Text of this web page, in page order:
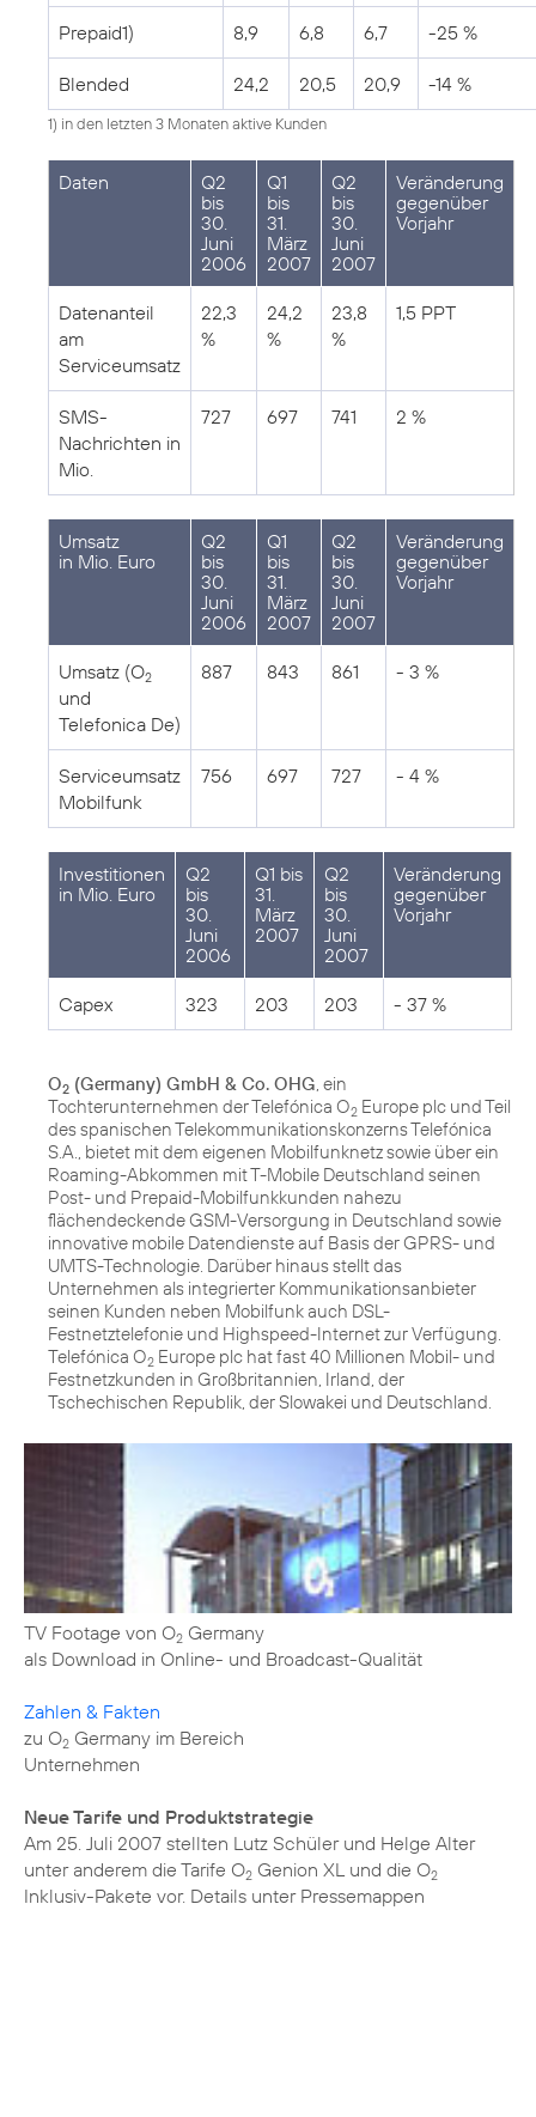
Prepaid1) 8,9 6,8 6,7 -25 %
Blended 24,2 20,5 20,9 -14 %
1) in den letzten 3 Monaten aktive Kunden
Daten
Q2
bis
30.
Juni
2006
Q1
bis
31.
März
2007
Q2
bis
30.
Juni
2007
Veränderung
gegenüber
Vorjahr
Datenanteil
am
Serviceumsatz
22,3
%
24,2
%
23,8
%
1,5 PPT
SMS-
Nachrichten in
Mio.
727 697 741 2 %
Umsatz
in Mio. Euro
Q2
bis
30.
Juni
2006
Q1
bis
31.
März
2007
Q2
bis
30.
Juni
2007
Veränderung
gegenüber
Vorjahr
Umsatz (O2
und
Telefonica De)
887 843 861 - 3 %
Serviceumsatz
Mobilfunk
756 697 727 - 4 %
Investitionen
in Mio. Euro
Q2
bis
30.
Juni
2006
Q1 bis
31.
März
2007
Q2
bis
30.
Juni
2007
Veränderung
gegenüber
Vorjahr
Capex 323 203 203 - 37 %
O2 (Germany) GmbH & Co. OHG, ein
Tochterunternehmen der Telefónica O2 Europe plc und Teil
des spanischen Telekommunikationskonzerns Telefónica
S.A., bietet mit dem eigenen Mobilfunknetz sowie über ein
Roaming-Abkommen mit T-Mobile Deutschland seinen
Post- und Prepaid-Mobilfunkkunden nahezu
flächendeckende GSM-Versorgung in Deutschland sowie
innovative mobile Datendienste auf Basis der GPRS- und
UMTS-Technologie. Darüber hinaus stellt das
Unternehmen als integrierter Kommunikationsanbieter
seinen Kunden neben Mobilfunk auch DSL-
Festnetztelefonie und Highspeed-Internet zur Verfügung.
Telefónica O2 Europe plc hat fast 40 Millionen Mobil- und
Festnetzkunden in Großbritannien, Irland, der
Tschechischen Republik, der Slowakei und Deutschland.
TV Footage von O2 Germany
als Download in Online- und Broadcast-Qualität
Zahlen & Fakten
zu O2 Germany im Bereich
Unternehmen
Neue Tarife und Produktstrategie
Am 25. Juli 2007 stellten Lutz Schüler und Helge Alter
unter anderem die Tarife O2 Genion XL und die O2
Inklusiv-Pakete vor. Details unter Pressemappen